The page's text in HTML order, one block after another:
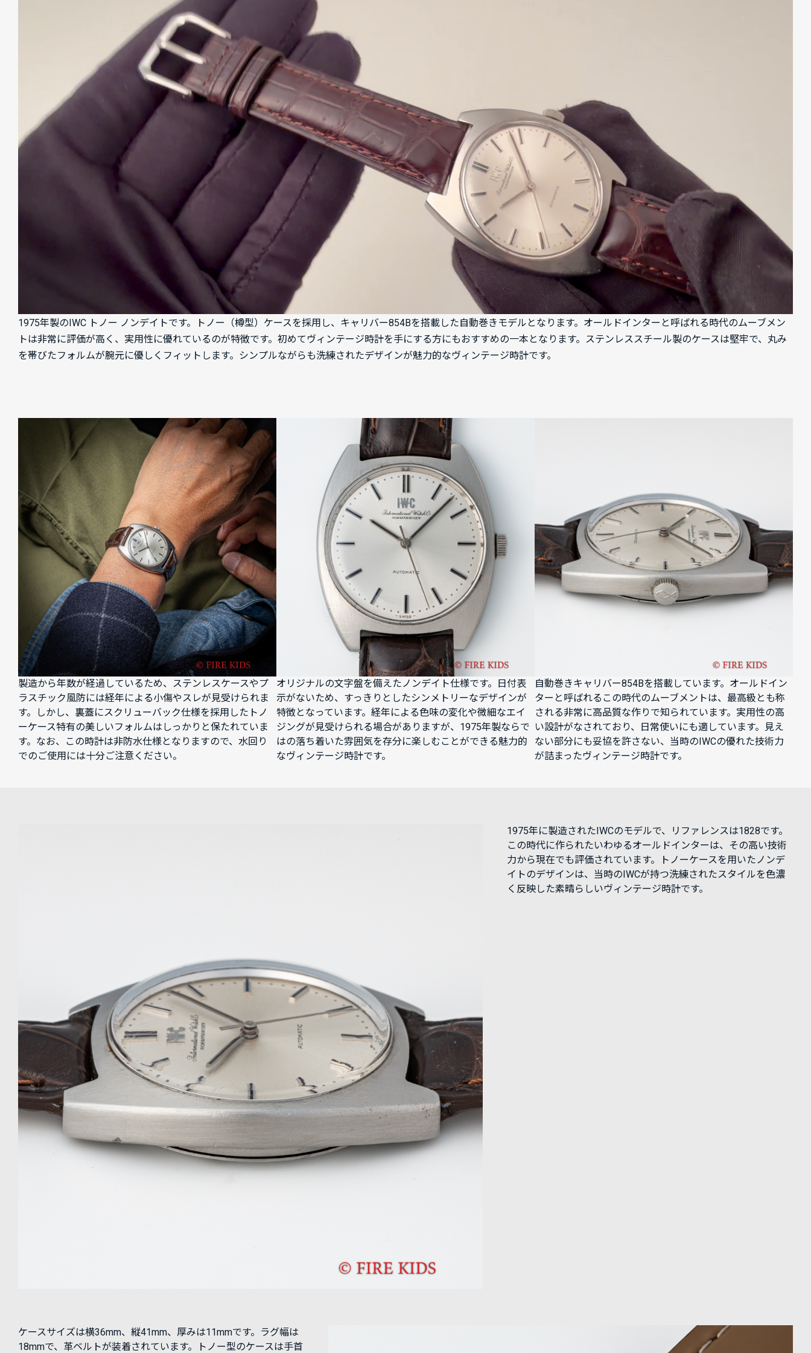
1975年製のIWC トノー ノンデイトです。トノー（樽型）ケースを採用し、キャリバー854Bを搭載した自動巻きモデルとなります。オールドインターと呼ばれる時代のムーブメン
トは非常に評価が高く、実用性に優れているのが特徴です。初めてヴィンテージ時計を手にする方にもおすすめの一本となります。ステンレススチール製のケースは堅牢で、丸み
を帯びたフォルムが腕元に優しくフィットします。シンプルながらも洗練されたデザインが魅力的なヴィンテージ時計です。
製造から年数が経過しているため、ステンレスケースやプ
ラスチック風防には経年による小傷やスレが見受けられま
す。しかし、裏蓋にスクリューバック仕様を採用したトノ
ーケース特有の美しいフォルムはしっかりと保たれていま
す。なお、この時計は非防水仕様となりますので、水回り
でのご使用には十分ご注意ください。
オリジナルの文字盤を備えたノンデイト仕様です。日付表
示がないため、すっきりとしたシンメトリーなデザインが
特徴となっています。経年による色味の変化や微細なエイ
ジングが見受けられる場合がありますが、1975年製ならで
はの落ち着いた雰囲気を存分に楽しむことができる魅力的
なヴィンテージ時計です。
自動巻きキャリバー854Bを搭載しています。オールドイン
ターと呼ばれるこの時代のムーブメントは、最高級とも称
される非常に高品質な作りで知られています。実用性の高
い設計がなされており、日常使いにも適しています。見え
ない部分にも妥協を許さない、当時のIWCの優れた技術力
が詰まったヴィンテージ時計です。
1975年に製造されたIWCのモデルで、リファレンスは1828です。
この時代に作られたいわゆるオールドインターは、その高い技術
力から現在でも評価されています。トノーケースを用いたノンデ
イトのデザインは、当時のIWCが持つ洗練されたスタイルを色濃
く反映した素晴らしいヴィンテージ時計です。
ケースサイズは横36mm、縦41mm、厚みは11mmです。ラグ幅は
18mmで、革ベルトが装着されています。トノー型のケースは手首